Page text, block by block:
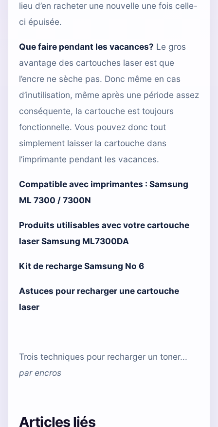
lieu d’en racheter une nouvelle une fois celle-
ci épuisée.
Que faire pendant les vacances? Le gros
avantage des cartouches laser est que
l’encre ne sèche pas. Donc même en cas
d’inutilisation, même après une période assez
conséquente, la cartouche est toujours
fonctionnelle. Vous pouvez donc tout
simplement laisser la cartouche dans
l’imprimante pendant les vacances.
Compatible avec imprimantes : Samsung
ML 7300 / 7300N
Produits utilisables avec votre cartouche
laser Samsung ML7300DA
Kit de recharge Samsung No 6
Astuces pour recharger une cartouche
laser
Trois techniques pour recharger un toner...
parencros
Articles liés